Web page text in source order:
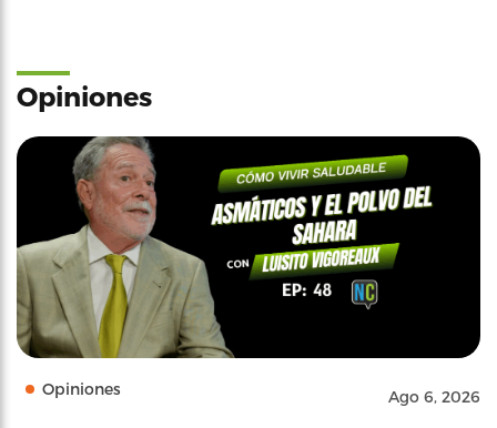
Opiniones
Opiniones Ago 6, 2026